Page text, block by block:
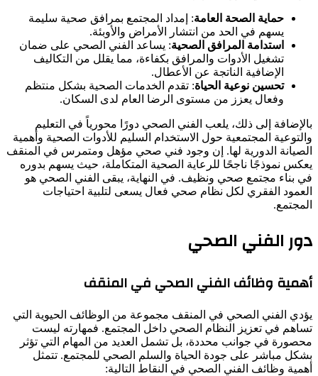
حماية الصحة العامة: إمداد المجتمع بمرافق صحية سليمة
يسهم في الحد من انتشار الأمراض والأوبئة.
استدامة المرافق الصحية: يساعد الفني الصحي على ضمان
تشغيل الأدوات والمرافق بكفاءة، مما يقلل من التكاليف
الإضافية الناتجة عن الأعطال.
تحسين نوعية الحياة: تقدم الخدمات الصحية بشكل منتظم
وفعال يعزز من مستوى الرضا العام لدى السكان.
بالإضافة إلى ذلك، يلعب الفني الصحي دورًا محورياً في التعليم
والتوعية المجتمعية حول الاستخدام السليم للأدوات الصحية وأهمية
الصيانة الدورية لها. إن وجود فني صحي مؤهل ومتمرس في المنقف
يعكس نموذجًا ناجحًا للرعاية الصحية المتكاملة، حيث يسهم بدوره
في بناء مجتمع صحي ونظيف. في النهاية، يبقى الفني الصحي هو
العمود الفقري لكل نظام صحي فعال يسعى لتلبية احتياجات
المجتمع.
دور الفني الصحي
أهمية وظائف الفني الصحي في المنقف
يؤدي الفني الصحي في المنقف مجموعة من الوظائف الحيوية التي
تساهم في تعزيز النظام الصحي داخل المجتمع. فمهارته ليست
محصورة في جوانب محددة، بل تشمل العديد من المهام التي تؤثر
بشكل مباشر على جودة الحياة والسلم الصحي للمجتمع. تتمثل
أهمية وظائف الفني الصحي في النقاط التالية: